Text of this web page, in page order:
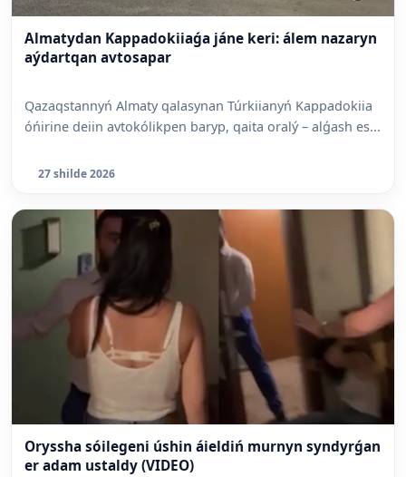
Almatydan Kappadokiiaǵa jáne keri: álem nazaryn
aýdartqan avtosapar
Qazaqstannyń Almaty qalasynan Túrkiianyń Kappadokiia
óńirine deiin avtokólikpen baryp, qaita oralý – alǵash es...
27 shilde 2026
Oryssha sóilegeni úshin áieldiń murnyn syndyrǵan
er adam ustaldy (VIDEO)